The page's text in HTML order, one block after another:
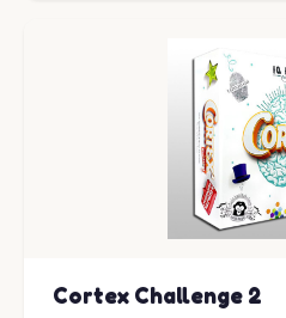
Cortex Challenge 2